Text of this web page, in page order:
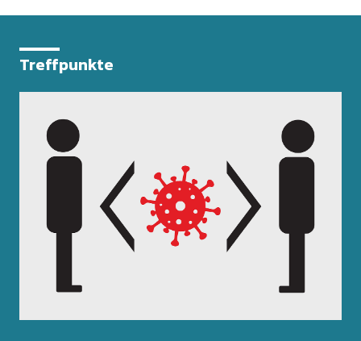
Treffpunkte